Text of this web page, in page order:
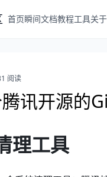
首页瞬间文档教程工具关于
阅读
讯开源的
理工具